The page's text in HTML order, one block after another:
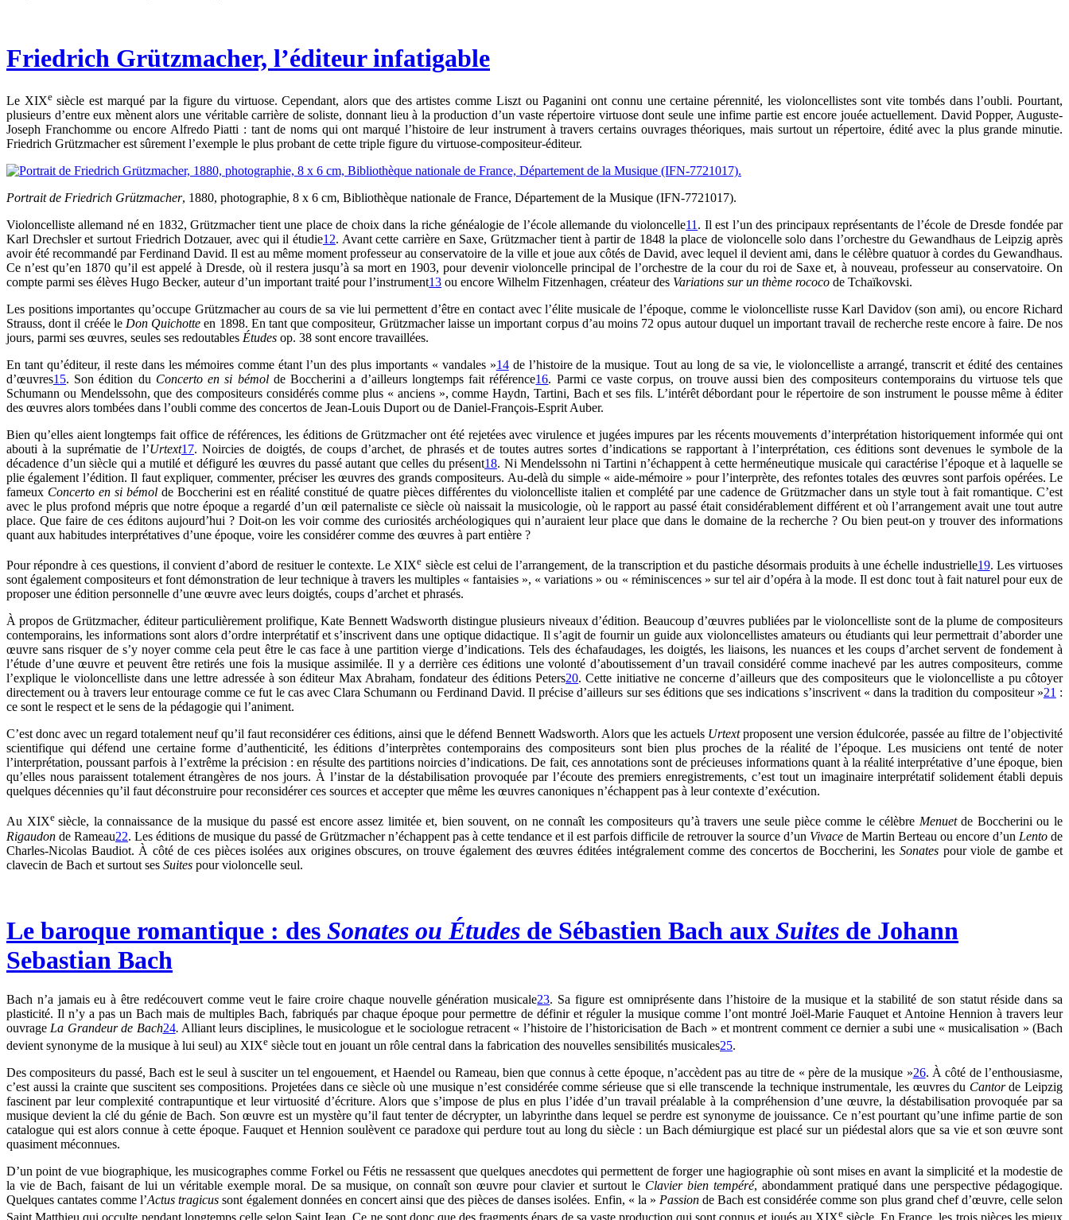
Friedrich Grützmacher, l’éditeur infatigable
Le XIXesiècle est marqué par la figure du virtuose. Cependant, alors que des artistes comme Liszt ou Paganini ont connu une certaine pérennité, les violoncellistes sont vite tombés dans l’oubli. Pourtant,
plusieurs d’entre eux mènent alors une véritable carrière de soliste, donnant lieu à la production d’un vaste répertoire virtuose dont seule une infime partie est encore jouée actuellement. David Popper, Auguste-
Joseph Franchomme ou encore Alfredo Piatti : tant de noms qui ont marqué l’histoire de leur instrument à travers certains ouvrages théoriques, mais surtout un répertoire, édité avec la plus grande minutie.
Friedrich Grützmacher est sûrement l’exemple le plus probant de cette triple figure du virtuose-compositeur-éditeur.
Portrait de Friedrich Grützmacher, 1880, photographie, 8 x 6 cm, Bibliothèque nationale de France, Département de la Musique (IFN-7721017).
Violoncelliste allemand né en 1832, Grützmacher tient une place de choix dans la riche généalogie de l’école allemande du violoncelle11 . Il est l’un des principaux représentants de l’école de Dresde fondée par
Karl Drechsler et surtout Friedrich Dotzauer, avec qui il étudie12. Avant cette carrière en Saxe, Grützmacher tient à partir de 1848 la place de violoncelle solo dans l’orchestre du Gewandhaus de Leipzig après
avoir été recommandé par Ferdinand David. Il est au même moment professeur au conservatoire de la ville et joue aux côtés de David, avec lequel il devient ami, dans le célèbre quatuor à cordes du Gewandhaus.
Ce n’est qu’en 1870 qu’il est appelé à Dresde, où il restera jusqu’à sa mort en 1903, pour devenir violoncelle principal de l’orchestre de la cour du roi de Saxe et, à nouveau, professeur au conservatoire. On
compte parmi ses élèves Hugo Becker, auteur d’un important traité pour l’instrument13 ou encore Wilhelm Fitzenhagen, créateur des Variations sur un thème rococo de Tchaïkovski.
Les positions importantes qu’occupe Grützmacher au cours de sa vie lui permettent d’être en contact avec l’élite musicale de l’époque, comme le violoncelliste russe Karl Davidov (son ami), ou encore Richard
Strauss, dont il créée le Don Quichotte en 1898. En tant que compositeur, Grützmacher laisse un important corpus d’au moins 72 opus autour duquel un important travail de recherche reste encore à faire. De nos
jours, parmi ses œuvres, seules ses redoutables Études op. 38 sont encore travaillées.
En tant qu’éditeur, il reste dans les mémoires comme étant l’un des plus importants « vandales »14de l’histoire de la musique. Tout au long de sa vie, le violoncelliste a arrangé, transcrit et édité des centaines
d’œuvres15. Son édition du Concerto en si bémolde Boccherini a d’ailleurs longtemps fait référence16. Parmi ce vaste corpus, on trouve aussi bien des compositeurs contemporains du virtuose tels que
Schumann ou Mendelssohn, que des compositeurs considérés comme plus « anciens », comme Haydn, Tartini, Bach et ses fils. L’intérêt débordant pour le répertoire de son instrument le pousse même à éditer
des œuvres alors tombées dans l’oubli comme des concertos de Jean-Louis Duport ou de Daniel-François-Esprit Auber.
Bien qu’elles aient longtemps fait office de références, les éditions de Grützmacher ont été rejetées avec virulence et jugées impures par les récents mouvements d’interprétation historiquement informée qui ont
abouti à la suprématie de l’Urtext17. Noircies de doigtés, de coups d’archet, de phrasés et de toutes autres sortes d’indications se rapportant à l’interprétation, ces éditions sont devenues le symbole de la
décadence d’un siècle qui a mutilé et défiguré les œuvres du passé autant que celles du présent18. Ni Mendelssohn ni Tartini n’échappent à cette herméneutique musicale qui caractérise l’époque et à laquelle se
plie également l’édition. Il faut expliquer, commenter, préciser les œuvres des grands compositeurs. Au-delà du simple « aide-mémoire » pour l’interprète, des refontes totales des œuvres sont parfois opérées. Le
fameux Concerto en si bémol de Boccherini est en réalité constitué de quatre pièces différentes du violoncelliste italien et complété par une cadence de Grützmacher dans un style tout à fait romantique. C’est
avec le plus profond mépris que notre époque a regardé d’un œil paternaliste ce siècle où naissait la musicologie, où le rapport au passé était considérablement différent et où l’arrangement avait une tout autre
place. Que faire de ces éditons aujourd’hui ? Doit-on les voir comme des curiosités archéologiques qui n’auraient leur place que dans le domaine de la recherche ? Ou bien peut-on y trouver des informations
quant aux habitudes interprétatives d’une époque, voire les considérer comme des œuvres à part entière ?
Pour répondre à ces questions, il convient d’abord de resituer le contexte. Le XIXe siècle est celui de l’arrangement, de la transcription et du pastiche désormais produits à une échelle industrielle19. Les virtuoses
sont également compositeurs et font démonstration de leur technique à travers les multiples « fantaisies », « variations » ou « réminiscences » sur tel air d’opéra à la mode. Il est donc tout à fait naturel pour eux de
proposer une édition personnelle d’une œuvre avec leurs doigtés, coups d’archet et phrasés.
À propos de Grützmacher, éditeur particulièrement prolifique, Kate Bennett Wadsworth distingue plusieurs niveaux d’édition. Beaucoup d’œuvres publiées par le violoncelliste sont de la plume de compositeurs
contemporains, les informations sont alors d’ordre interprétatif et s’inscrivent dans une optique didactique. Il s’agit de fournir un guide aux violoncellistes amateurs ou étudiants qui leur permettrait d’aborder une
œuvre sans risquer de s’y noyer comme cela peut être le cas face à une partition vierge d’indications. Tels des échafaudages, les doigtés, les liaisons, les nuances et les coups d’archet servent de fondement à
l’étude d’une œuvre et peuvent être retirés une fois la musique assimilée. Il y a derrière ces éditions une volonté d’aboutissement d’un travail considéré comme inachevé par les autres compositeurs, comme
l’explique le violoncelliste dans une lettre adressée à son éditeur Max Abraham, fondateur des éditions Peters20. Cette initiative ne concerne d’ailleurs que des compositeurs que le violoncelliste a pu côtoyer
directement ou à travers leur entourage comme ce fut le cas avec Clara Schumann ou Ferdinand David. Il précise d’ailleurs sur ses éditions que ses indications s’inscrivent « dans la tradition du compositeur »21 :
ce sont le respect et le sens de la pédagogie qui l’animent.
C’est donc avec un regard totalement neuf qu’il faut reconsidérer ces éditions, ainsi que le défend Bennett Wadsworth. Alors que les actuels Urtextproposent une version édulcorée, passée au filtre de l’objectivité
scientifique qui défend une certaine forme d’authenticité, les éditions d’interprètes contemporains des compositeurs sont bien plus proches de la réalité de l’époque. Les musiciens ont tenté de noter
l’interprétation, poussant parfois à l’extrême la précision : en résulte des partitions noircies d’indications. De fait, ces annotations sont de précieuses informations quant à la réalité interprétative d’une époque, bien
qu’elles nous paraissent totalement étrangères de nos jours. À l’instar de la déstabilisation provoquée par l’écoute des premiers enregistrements, c’est tout un imaginaire interprétatif solidement établi depuis
quelques décennies qu’il faut déconstruire pour reconsidérer ces sources et accepter que même les œuvres canoniques n’échappent pas à leur contexte d’exécution.
Au XIXesiècle, la connaissance de la musique du passé est encore assez limitée et, bien souvent, on ne connaît les compositeurs qu’à travers une seule pièce comme le célèbre Menuetde Boccherini ou le
Rigaudon de Rameau22. Les éditions de musique du passé de Grützmacher n’échappent pas à cette tendance et il est parfois difficile de retrouver la source d’un Vivace de Martin Berteau ou encore d’un Lento de
Charles-Nicolas Baudiot. À côté de ces pièces isolées aux origines obscures, on trouve également des œuvres éditées intégralement comme des concertos de Boccherini, les Sonatespour viole de gambe et
clavecin de Bach et surtout ses Suites pour violoncelle seul.
Le baroque romantique : des Sonates ou Études de Sébastien Bach aux Suites de Johann
Sebastian Bach
Bach n’a jamais eu à être redécouvert comme veut le faire croire chaque nouvelle génération musicale23. Sa figure est omniprésente dans l’histoire de la musique et la stabilité de son statut réside dans sa
plasticité. Il n’y a pas un Bach mais de multiples Bach, fabriqués par chaque époque pour permettre de définir et réguler la musique comme l’ont montré Joël-Marie Fauquet et Antoine Hennion à travers leur
ouvrage La Grandeur de Bach24. Alliant leurs disciplines, le musicologue et le sociologue retracent « l’histoire de l’historicisation de Bach » et montrent comment ce dernier a subi une « musicalisation » (Bach
devient synonyme de la musique à lui seul) au XIXe siècle tout en jouant un rôle central dans la fabrication des nouvelles sensibilités musicales25.
Des compositeurs du passé, Bach est le seul à susciter un tel engouement, et Haendel ou Rameau, bien que connus à cette époque, n’accèdent pas au titre de « père de la musique »26. À côté de l’enthousiasme,
c’est aussi la crainte que suscitent ses compositions. Projetées dans ce siècle où une musique n’est considérée comme sérieuse que si elle transcende la technique instrumentale, les œuvres du Cantorde Leipzig
fascinent par leur complexité contrapuntique et leur virtuosité d’écriture. Alors que s’impose de plus en plus l’idée d’un travail préalable à la compréhension d’une œuvre, la déstabilisation provoquée par sa
musique devient la clé du génie de Bach. Son œuvre est un mystère qu’il faut tenter de décrypter, un labyrinthe dans lequel se perdre est synonyme de jouissance. Ce n’est pourtant qu’une infime partie de son
catalogue qui est alors connue à cette époque. Fauquet et Hennion soulèvent ce paradoxe qui perdure tout au long du siècle : un Bach démiurgique est placé sur un piédestal alors que sa vie et son œuvre sont
quasiment méconnues.
D’un point de vue biographique, les musicographes comme Forkel ou Fétis ne ressassent que quelques anecdotes qui permettent de forger une hagiographie où sont mises en avant la simplicité et la modestie de
la vie de Bach, faisant de lui un véritable exemple moral. De sa musique, on connaît son œuvre pour clavier et surtout le Clavier bien tempéré, abondamment pratiqué dans une perspective pédagogique.
Quelques cantates comme l’Actus tragicus sont également données en concert ainsi que des pièces de danses isolées. Enfin, « la » Passionde Bach est considérée comme son plus grand chef d’œuvre, celle selon
e